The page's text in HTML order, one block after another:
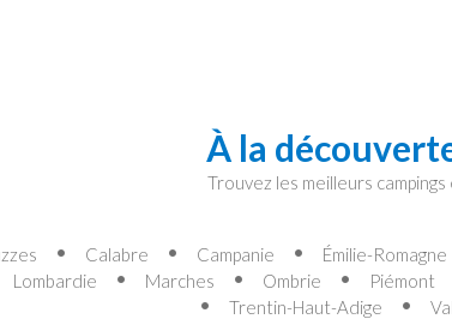
À la
Trouvez les meilleurs
Calabre Campanie Émilie-Romagne
Lombardie
Marches Ombrie Piémont
Trentin-Haut-Adige